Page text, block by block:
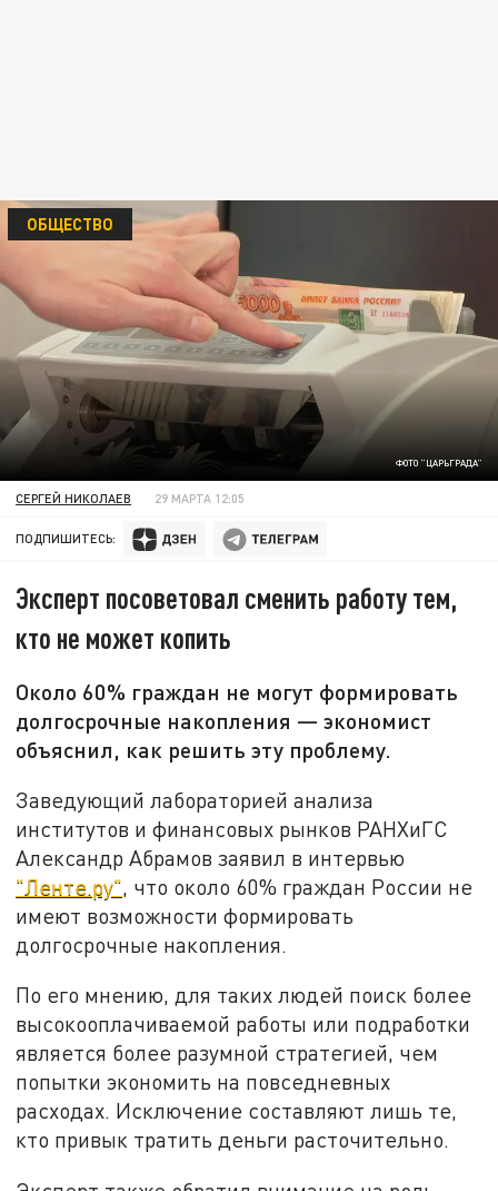
ФОТО "ЦАРЬГРАДА"
ОБЩЕСТВО
СЕРГЕЙ НИКОЛАЕВ 29 МАРТА 12:05
ПОДПИШИТЕСЬ:
Эксперт посоветовал сменить работу тем,
кто не может копить
Около 60% граждан не могут формировать
долгосрочные накопления — экономист
объяснил, как решить эту проблему.
Заведующий лабораторией анализа
институтов и финансовых рынков РАНХиГС
Александр Абрамов заявил в интервью
"Ленте.ру", что около 60% граждан России не
имеют возможности формировать
долгосрочные накопления.
По его мнению, для таких людей поиск более
высокооплачиваемой работы или подработки
является более разумной стратегией, чем
попытки экономить на повседневных
расходах. Исключение составляют лишь те,
кто привык тратить деньги расточительно.